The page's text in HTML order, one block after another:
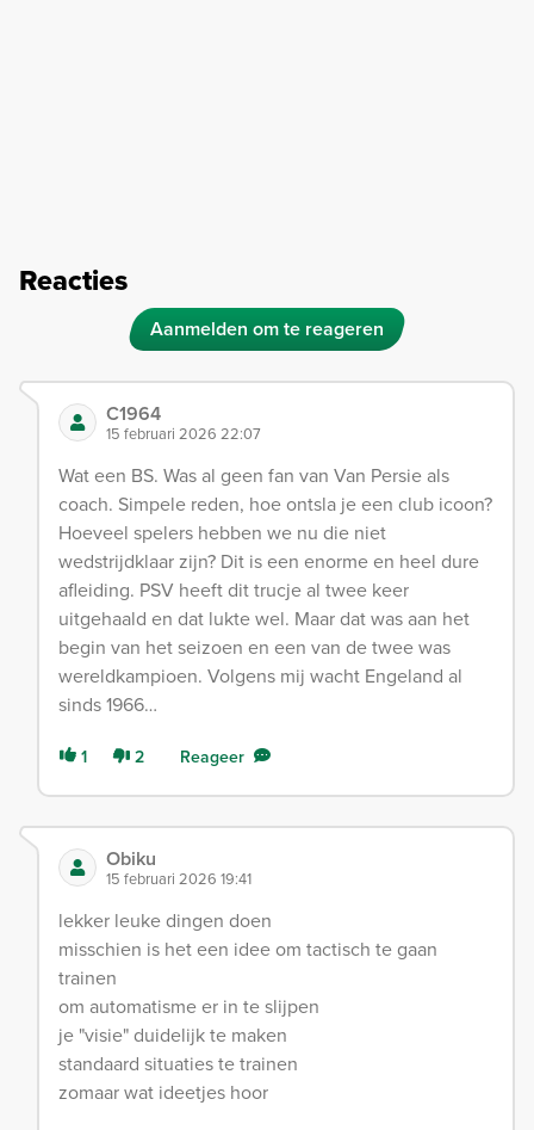
Reacties
Aanmelden om te reageren
C1964
15 februari 2026 22:07
Wat een BS. Was al geen fan van Van Persie als
coach. Simpele reden, hoe ontsla je een club icoon?
Hoeveel spelers hebben we nu die niet
wedstrijdklaar zijn? Dit is een enorme en heel dure
afleiding. PSV heeft dit trucje al twee keer
uitgehaald en dat lukte wel. Maar dat was aan het
begin van het seizoen en een van de twee was
wereldkampioen. Volgens mij wacht Engeland al
sinds 1966…
1 2 Reageer
Obiku
15 februari 2026 19:41
lekker leuke dingen doen
misschien is het een idee om tactisch te gaan
trainen
om automatisme er in te slijpen
je "visie" duidelijk te maken
standaard situaties te trainen
zomaar wat ideetjes hoor